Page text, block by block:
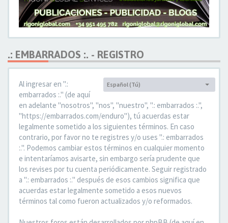
.: EMBARRADOS :. - REGISTRO
Idioma:
Español (Tú)
Al ingresar en ".:
embarrados :." (de aquí
en adelante "nosotros", "nos", "nuestro", ".: embarrados :.",
"https://embarrados.com/enduro"), tú acuerdas estar
legalmente sometido a los siguientes términos. En caso
contrario, por favor no te registres y/o uses ".: embarrados
:.". Podemos cambiar estos términos en cualquier momento
e intentaríamos avisarte, sin embargo sería prudente que
los revises por tu cuenta periódicamente. Seguir registrado
a ".: embarrados :." después de esos cambios significa que
acuerdas estar legalmente sometido a esos nuevos
términos tal como fueron actualizados y/o reformados.